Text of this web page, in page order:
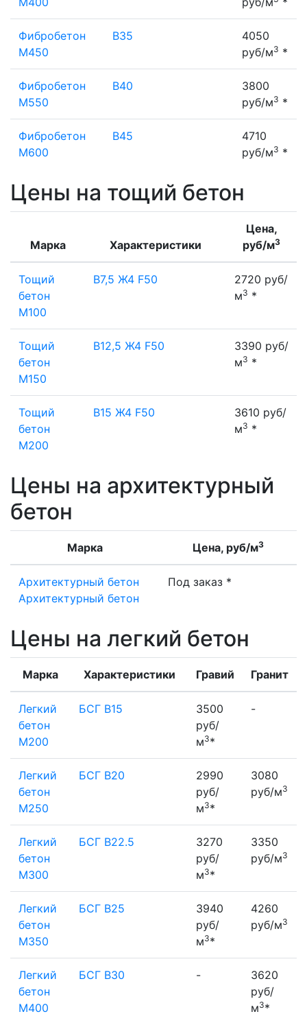
Фибробетон
М450
В35
4050
руб/м3 *
Фибробетон
М550
В40
3800
руб/м3 *
Фибробетон
М600
В45
4710
руб/м3 *
Цены на тощий бетон
Марка Характеристики
Цена,
руб/м3
Тощий
бетон
М100
B7,5 Ж4 F50
2720 руб/
м3 *
Тощий
бетон
М150
B12,5 Ж4 F50
3390 руб/
м3 *
Тощий
бетон
М200
B15 Ж4 F50
3610 руб/
м3 *
Цены на архитектурный
бетон
Марка Цена, руб/м3
Архитектурный бетон
Архитектурный бетон
Под заказ *
Цены на легкий бетон
Марка Характеристики Гравий Гранит
Легкий
бетон
M200
БСГ B15
3500
руб/
м3*
-
Легкий
бетон
М250
БСГ В20
2990
руб/
м3*
3080
руб/м3
Легкий
бетон
М300
БСГ В22.5
3270
руб/
м3*
3350
руб/м3
Легкий
бетон
М350
БСГ В25
3940
руб/
м3*
4260
руб/м3
Легкий
бетон
М400
БСГ В30 -
3620
руб/
м3*